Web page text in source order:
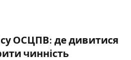
ОСЦПВ: де дивитися
чинність